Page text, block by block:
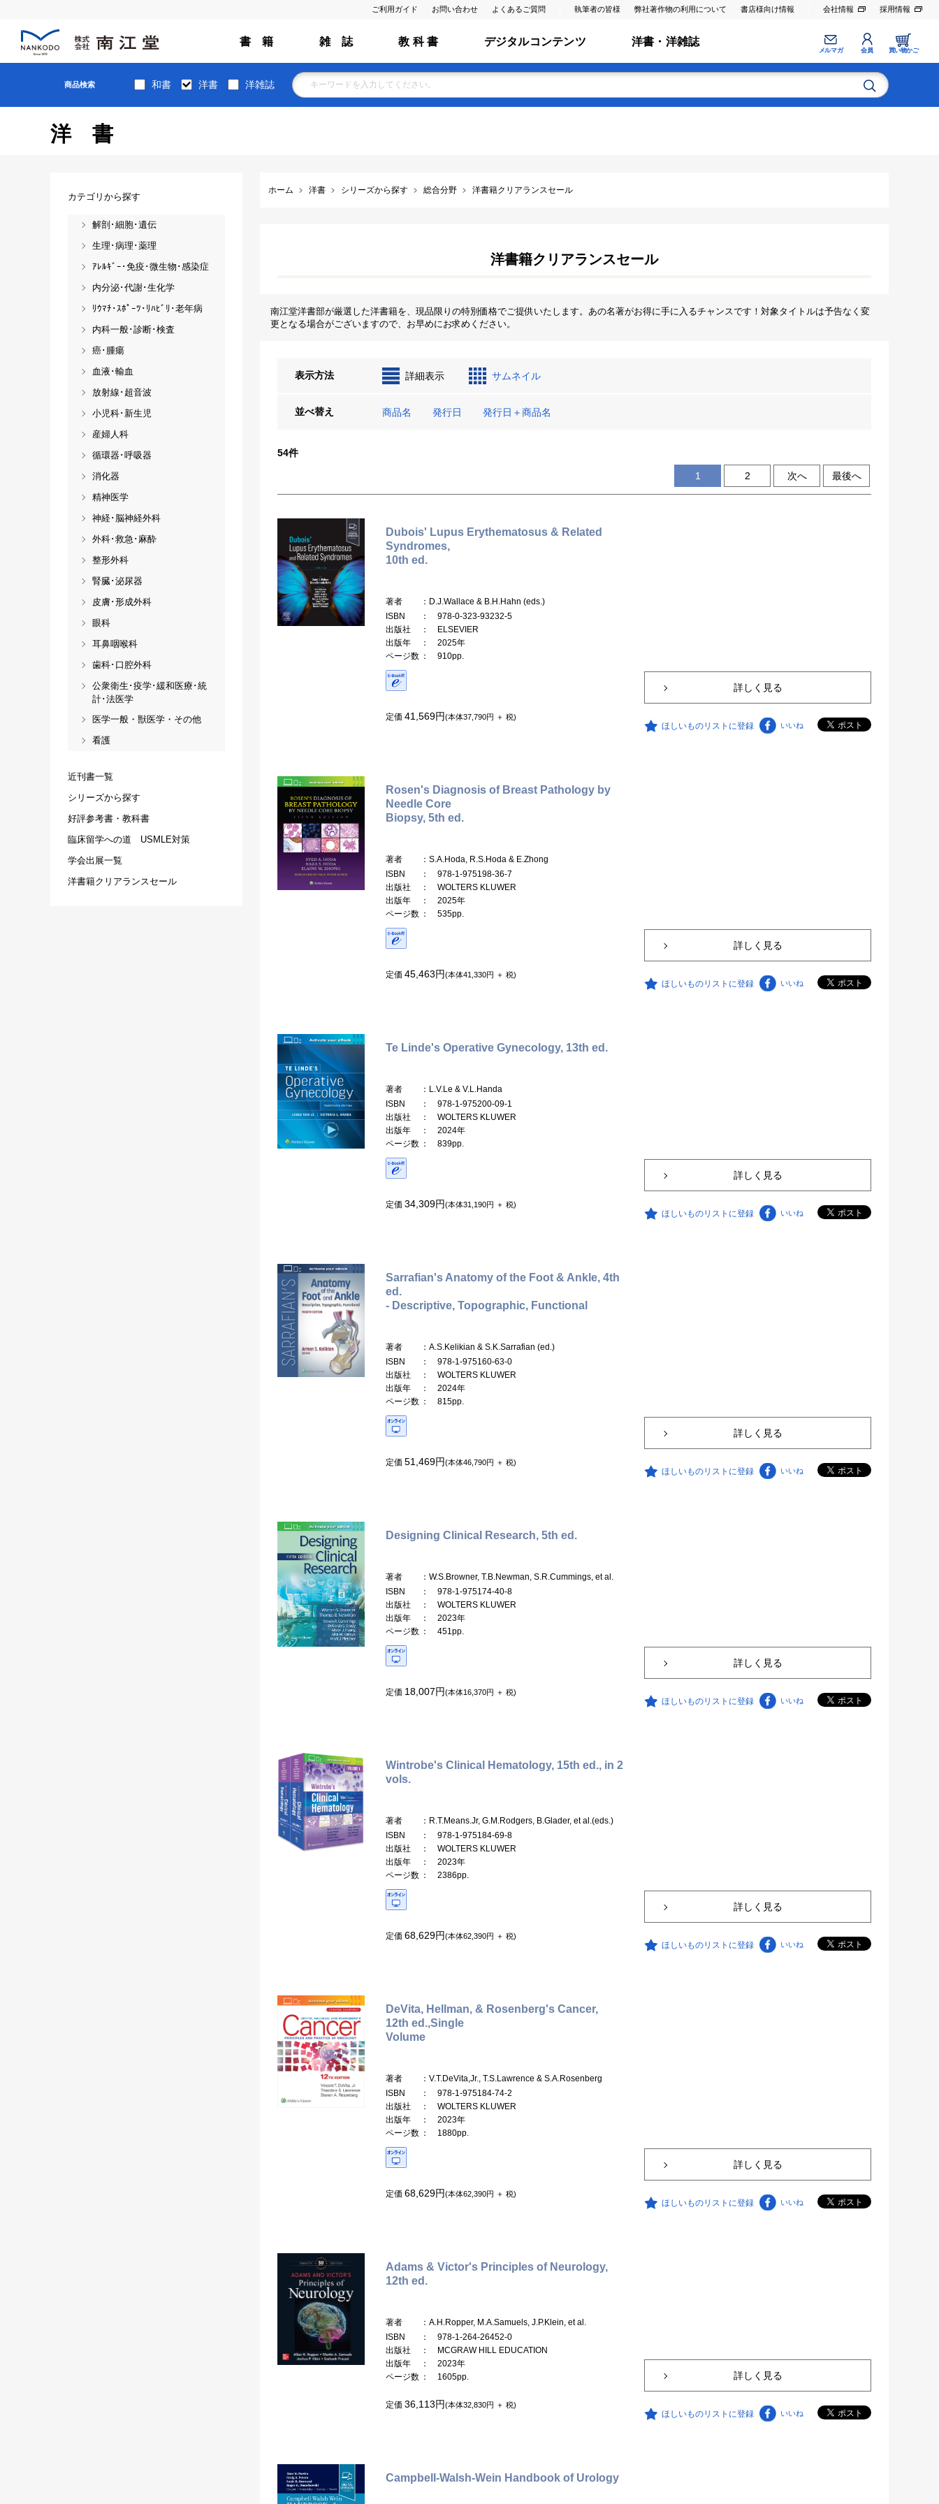
ご利用ガイド お問い合わせ よくあるご質問 執筆者の皆様 弊社著作物の利用について 書店様向け情報 会社情報 採用情報
書 籍 雑 誌 教 科 書 デジタルコンテンツ 洋書・洋雑誌
メルマガ 会員 買い物かご
商品検索 和書 洋書 洋雑誌
洋書
ホーム 洋書 シリーズから探す 総合分野 洋書籍クリアランスセール
洋書籍クリアランスセール
南江堂洋書部が厳選した洋書籍を、現品限りの特別価格でご提供いたします。あの名著がお得に手に入るチャンスです！対象タイトルは予告なく変
更となる場合がございますので、お早めにお求めください。
表示方法 詳細表示 サムネイル
並べ替え 商品名 発行日 発行日＋商品名
54件
1 2 次へ 最後へ
Dubois' Lupus Erythematosus & Related
Syndromes,
10th ed.
著者
：D.J.Wallace & B.H.Hahn (eds.)
ISBN
： 978-0-323-93232-5
出版社
： ELSEVIER
出版年
： 2025年
ページ数 ： 910pp.
定価 41,569円(本体37,790円 ＋ 税)
詳しく見る
ほしいものリストに登録 いいね
Rosen's Diagnosis of Breast Pathology by
Needle Core
Biopsy, 5th ed.
著者
：S.A.Hoda, R.S.Hoda & E.Zhong
ISBN
： 978-1-975198-36-7
出版社
： WOLTERS KLUWER
出版年
： 2025年
ページ数 ： 535pp.
定価 45,463円(本体41,330円 ＋ 税)
詳しく見る
ほしいものリストに登録 いいね
Te Linde's Operative Gynecology, 13th ed.
著者
：L.V.Le & V.L.Handa
ISBN
： 978-1-975200-09-1
出版社
： WOLTERS KLUWER
出版年
： 2024年
ページ数 ： 839pp.
定価 34,309円(本体31,190円 ＋ 税)
詳しく見る
ほしいものリストに登録 いいね
Sarrafian's Anatomy of the Foot & Ankle, 4th
ed.
- Descriptive, Topographic, Functional
著者
：A.S.Kelikian & S.K.Sarrafian (ed.)
ISBN
： 978-1-975160-63-0
出版社
： WOLTERS KLUWER
出版年
： 2024年
ページ数 ： 815pp.
定価 51,469円(本体46,790円 ＋ 税)
詳しく見る
ほしいものリストに登録 いいね
Designing Clinical Research, 5th ed.
著者
：W.S.Browner, T.B.Newman, S.R.Cummings, et al.
ISBN
： 978-1-975174-40-8
出版社
： WOLTERS KLUWER
出版年
： 2023年
ページ数 ： 451pp.
定価 18,007円(本体16,370円 ＋ 税)
詳しく見る
ほしいものリストに登録 いいね
Wintrobe's Clinical Hematology, 15th ed., in 2
vols.
著者
：R.T.Means.Jr, G.M.Rodgers, B.Glader, et al.(eds.)
ISBN
： 978-1-975184-69-8
出版社
： WOLTERS KLUWER
出版年
： 2023年
ページ数 ： 2386pp.
定価 68,629円(本体62,390円 ＋ 税)
詳しく見る
ほしいものリストに登録 いいね
DeVita, Hellman, & Rosenberg's Cancer,
12th ed.,Single
Volume
著者
：V.T.DeVita,Jr., T.S.Lawrence & S.A.Rosenberg
ISBN
： 978-1-975184-74-2
出版社
： WOLTERS KLUWER
出版年
： 2023年
ページ数 ： 1880pp.
定価 68,629円(本体62,390円 ＋ 税)
詳しく見る
ほしいものリストに登録 いいね
Adams & Victor's Principles of Neurology,
12th ed.
著者
：A.H.Ropper, M.A.Samuels, J.P.Klein, et al.
ISBN
： 978-1-264-26452-0
出版社
： MCGRAW HILL EDUCATION
出版年
： 2023年
ページ数 ： 1605pp.
定価 36,113円(本体32,830円 ＋ 税)
詳しく見る
ほしいものリストに登録 いいね
Campbell-Walsh-Wein Handbook of Urology
カテゴリから探す
解剖･細胞･遺伝
生理･病理･薬理
ｱﾚﾙｷﾞｰ･免疫･微生物･感染症
内分泌･代謝･生化学
ﾘｳﾏﾁ･ｽﾎﾟｰﾂ･ﾘﾊﾋﾞﾘ･老年病
内科一般･診断･検査
癌･腫瘍
血液･輸血
放射線･超音波
小児科･新生児
産婦人科
循環器･呼吸器
消化器
精神医学
神経･脳神経外科
外科･救急･麻酔
整形外科
腎臓･泌尿器
皮膚･形成外科
眼科
耳鼻咽喉科
歯科･口腔外科
公衆衛生･疫学･緩和医療･統
計･法医学
医学一般・獣医学・その他
看護
近刊書一覧
シリーズから探す
好評参考書・教科書
臨床留学への道 USMLE対策
学会出展一覧
洋書籍クリアランスセール